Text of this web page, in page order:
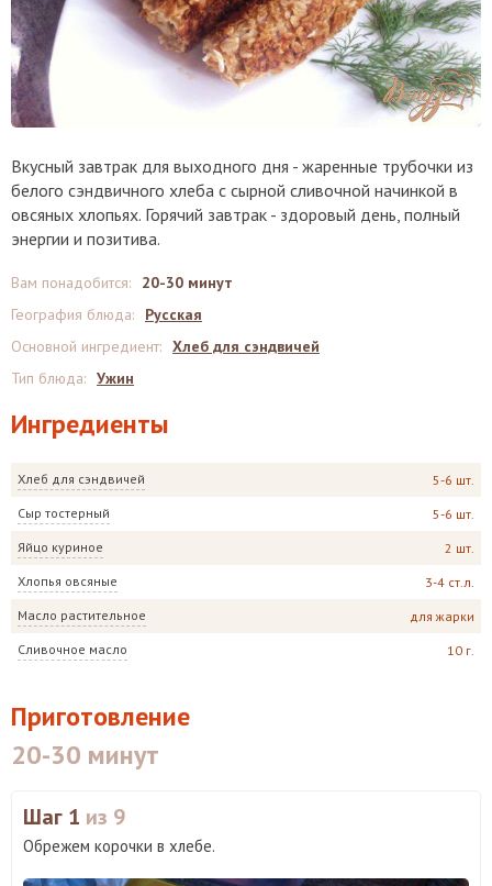
Вкусный завтрак для выходного дня - жаренные трубочки из
белого сэндвичного хлеба с сырной сливочной начинкой в
овсяных хлопьях. Горячий завтрак - здоровый день, полный
энергии и позитива.
Ингредиенты
Хлеб для сэндвичей 5-6 шт.
Сыр тостерный 5-6 шт.
Яйцо куриное 2 шт.
Хлопья овсяные 3-4 ст.л.
Масло растительное для жарки
Сливочное масло 10 г.
Вам понадобится:
20-30 минут
География блюда:
Русская
Основной ингредиент: Хлеб для сэндвичей
Тип блюда: Ужин
Приготовление
20-30 минут
Шаг 1 из 9
Обрежем корочки в хлебе.